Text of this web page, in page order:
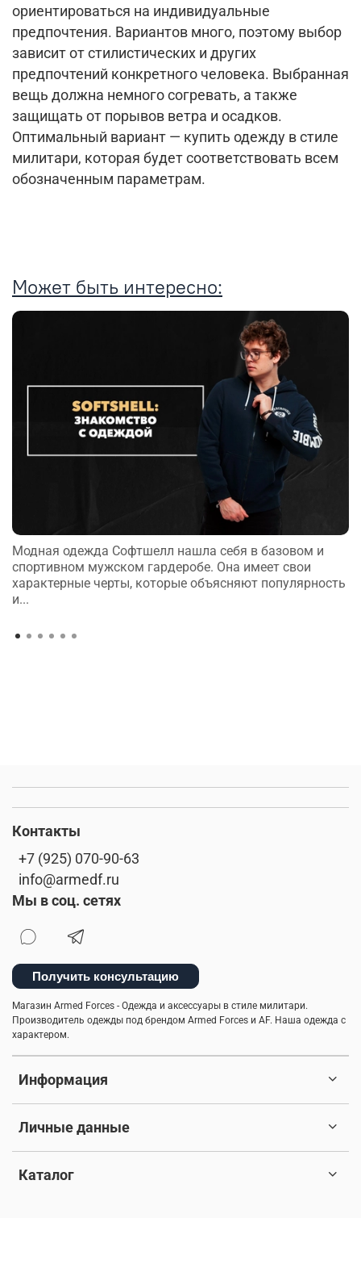
ориентироваться на индивидуальные
предпочтения. Вариантов много, поэтому выбор
зависит от стилистических и других
предпочтений конкретного человека. Выбранная
вещь должна немного согревать, а также
защищать от порывов ветра и осадков.
Оптимальный вариант — купить одежду в стиле
милитари, которая будет соответствовать всем
обозначенным параметрам.
Может быть интересно:
Модная одежда Софтшелл нашла себя в базовом и
спортивном мужском гардеробе. Она имеет свои
характерные черты, которые объясняют популярность
и...
Информация
Личные данные
Каталог
Контакты
+7 (925) 070-90-63
info@armedf.ru
Мы в соц. сетях
Получить консультацию
Магазин Armed Forces - Одежда и аксессуары в стиле милитари.
Производитель одежды под брендом Armed Forces и AF. Наша одежда с
характером.